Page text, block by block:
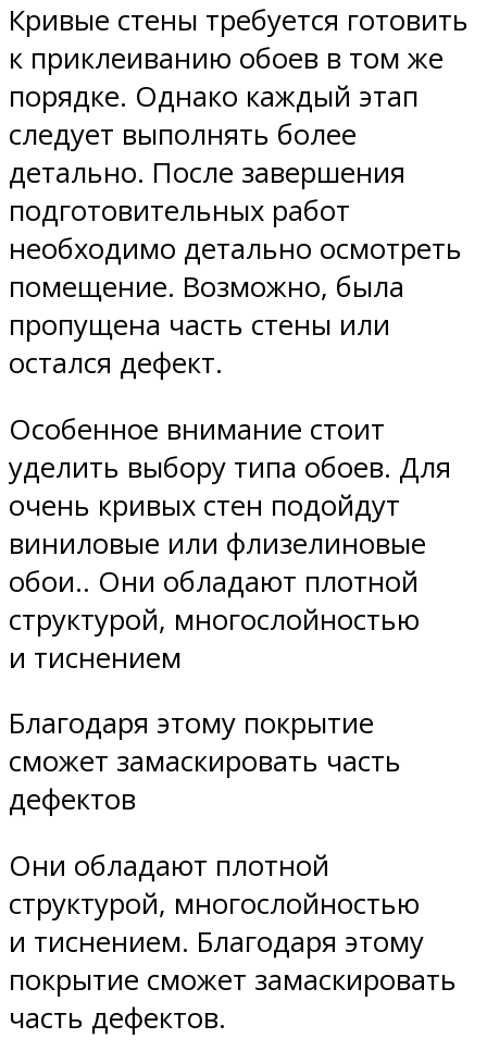
Кривые стены требуется готовить
к приклеиванию обоев в том же
порядке. Однако каждый этап
следует выполнять более
детально. После завершения
подготовительных работ
необходимо детально осмотреть
помещение. Возможно, была
пропущена часть стены или
остался дефект.
Особенное внимание стоит
уделить выбору типа обоев. Для
очень кривых стен подойдут
виниловые или флизелиновые
обои.. Они обладают плотной
структурой, многослойностью
и тиснением
Благодаря этому покрытие
сможет замаскировать часть
дефектов
Они обладают плотной
структурой, многослойностью
и тиснением. Благодаря этому
покрытие сможет замаскировать
часть дефектов.